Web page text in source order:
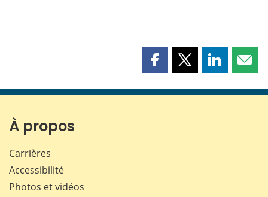
Partager
page
Partager
page
Partager
page page
À propos
Carrières
Accessibilité
Photos et vidéos